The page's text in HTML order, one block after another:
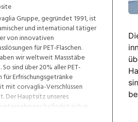
Gruppe, gegründet 1991, ist
und international tätiger
von innovativen
für PET-Flaschen.
wir weltweit Massstäbe
sind über 20% aller PET-
für Erfrischungsgetränke
mit corvaglia-Verschlüssen
Der Hauptsitz unseres
befindet sich in
Thurgau. Weitere